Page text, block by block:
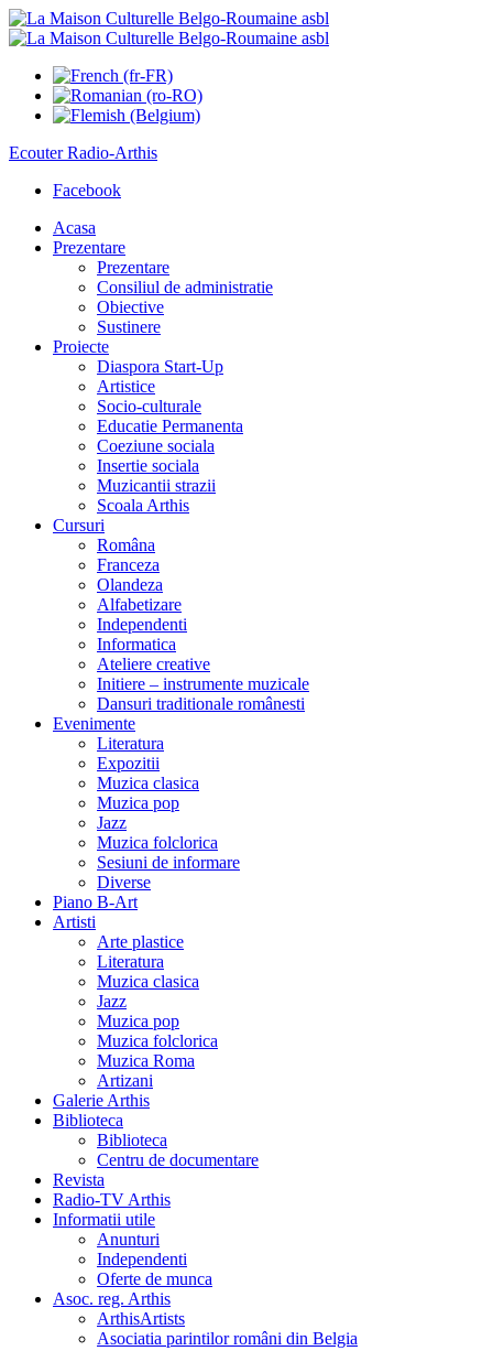
EcouterRadio-Arthis
Facebook
Acasa
Prezentare
Prezentare
Consiliul de administratie
Obiective
Sustinere
Proiecte
Diaspora Start-Up
Artistice
Socio-culturale
Educatie Permanenta
Coeziune sociala
Insertie sociala
Muzicantii strazii
Scoala Arthis
Cursuri
Româna
Franceza
Olandeza
Alfabetizare
Independenti
Informatica
Ateliere creative
Initiere – instrumente muzicale
Dansuri traditionale românesti
Evenimente
Literatura
Expozitii
Muzica clasica
Muzica pop
Jazz
Muzica folclorica
Sesiuni de informare
Diverse
Piano B-Art
Artisti
Arte plastice
Literatura
Muzica clasica
Jazz
Muzica pop
Muzica folclorica
Muzica Roma
Artizani
Galerie Arthis
Biblioteca
Biblioteca
Centru de documentare
Revista
Radio-TV Arthis
Informatii utile
Anunturi
Independenti
Oferte de munca
Asoc. reg. Arthis
ArthisArtists
Asociatia parintilor români din Belgia